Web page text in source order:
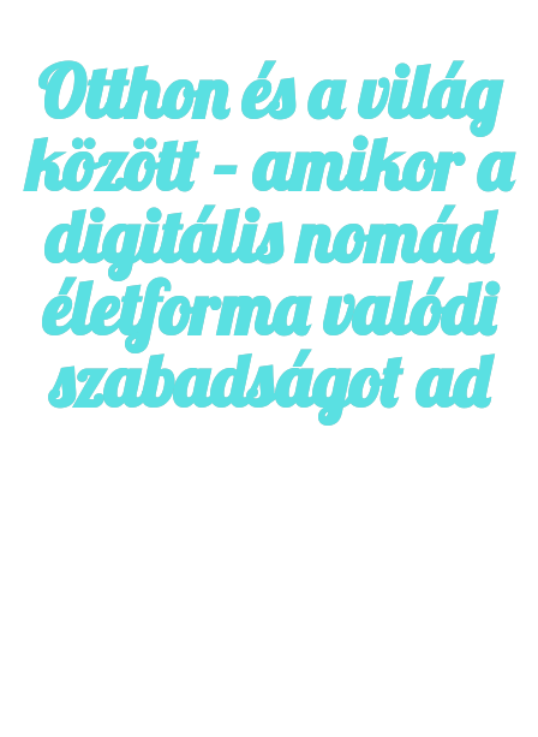
Otthon és a világ
között – amikor a
digitális nomád
életforma valódi
szabadságot ad